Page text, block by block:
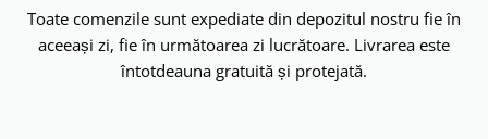
Toate comenzile sunt expediate din depozitul nostru fie în
aceeași zi, fie în următoarea zi lucrătoare. Livrarea este
întotdeauna gratuită și protejată.